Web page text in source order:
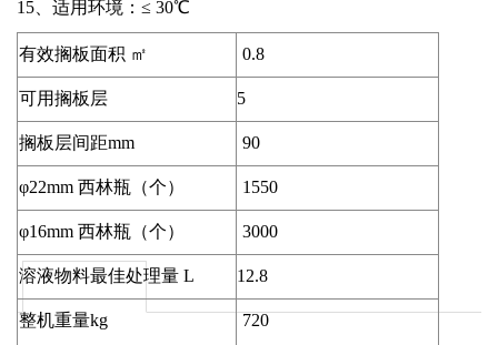
15、适用环境：≤ 30℃
有效搁板面积 ㎡ 0.8
可用搁板层 5
搁板层间距mm 90
φ22mm 西林瓶（个） 1550
φ16mm 西林瓶（个） 3000
溶液物料最佳处理量 L 12.8
整机重量kg 720